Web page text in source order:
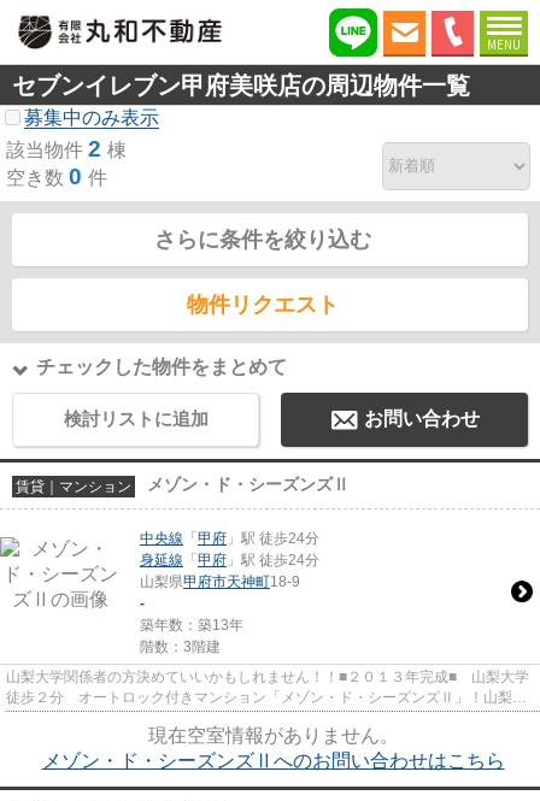
MENU
セブンイレブン甲府美咲店の周辺物件一覧
募集中のみ表示
該当物件 2 棟
空き数 0 件
さらに条件を絞り込む
物件リクエスト
チェックした物件をまとめて
検討リストに追加 お問い合わせ
賃貸｜マンション メゾン・ド・シーズンズⅡ
中央線 「 甲府 」駅 徒歩24分
身延線 「 甲府 」駅 徒歩24分
山梨県甲府市天神町18-9
-
築年数：築13年
階数：3階建
山梨大学関係者の方決めていいかもしれません！！■２０１３年完成■ 山梨大学
徒歩２分 オートロック付きマンション「メゾン・ド・シーズンズⅡ」！山梨大
現在空室情報がありません。
メゾン・ド・シーズンズⅡへのお問い合わせはこちら